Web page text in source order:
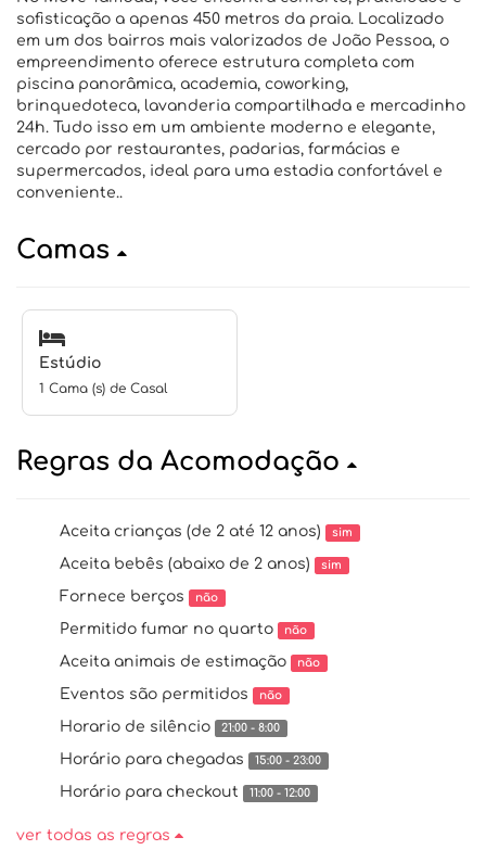
sofisticação a apenas 450 metros da praia. Localizado
em um dos bairros mais valorizados de João Pessoa, o
empreendimento oferece estrutura completa com
piscina panorâmica, academia, coworking,
brinquedoteca, lavanderia compartilhada e mercadinho
24h. Tudo isso em um ambiente moderno e elegante,
cercado por restaurantes, padarias, farmácias e
supermercados, ideal para uma estadia confortável e
conveniente..
Camas
Estúdio
1 Cama (s) de Casal
Regras da Acomodação
Aceita crianças (de 2 até 12 anos) sim
Aceita bebês (abaixo de 2 anos) sim
Fornece berços não
Permitido fumar no quarto não
Aceita animais de estimação não
Eventos são permitidos não
Horario de silêncio 21:00 - 8:00
Horário para chegadas 15:00 - 23:00
Horário para checkout 11:00 - 12:00
ver todas as regras